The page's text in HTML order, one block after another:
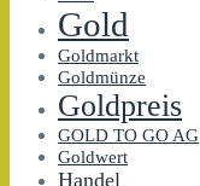
Gold
Goldmarkt
Goldmünze
Goldpreis
GOLD TO GO AG
Goldwert
Handel